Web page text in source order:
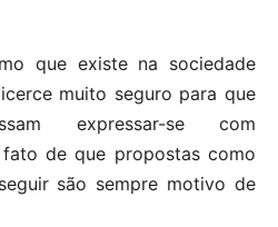
que existe na sociedade
muito seguro para que
expressar-se com
de que propostas como
são sempre motivo de